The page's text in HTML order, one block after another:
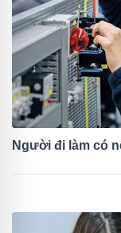
Người đi làm có